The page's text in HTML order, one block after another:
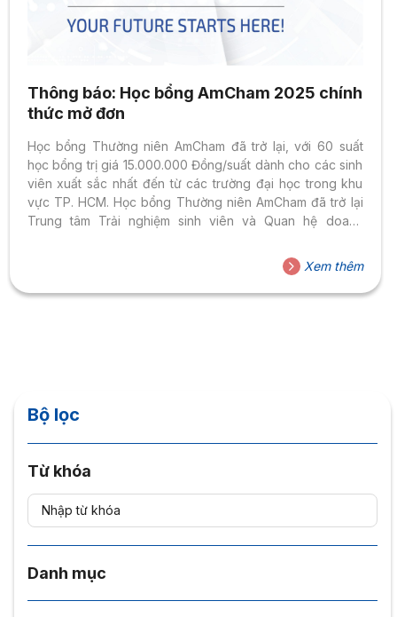
Thông báo: Học bổng AmCham 2025 chính
thức mở đơn
Học bổng Thường niên AmCham đã trở lại, với 60 suất
học bổng trị giá 15.000.000 Đồng/suất dành cho các sinh
viên xuất sắc nhất đến từ các trường đại học trong khu
vực TP. HCM. Học bổng Thường niên AmCham đã trở lại
Trung tâm Trải nghiệm sinh viên và Quan hệ doanh
bổng Amcham năm 2025, cụ thể như sau: 1. Số suất và giá
trị học bổng: Tổng cộng 60 suất, mỗi suất trị
giá 15.000.000 VNĐ. 2. Đối tượng: Sinh viên khóa 2022,
Xem thêm
Bộ lọc
Từ khóa
Danh mục